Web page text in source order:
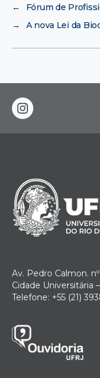
←
Fórum de
→
A nova Lei da
instagram
Av. Pedro Calmon.
Cidade Universitária
Telefone: +55 (21)